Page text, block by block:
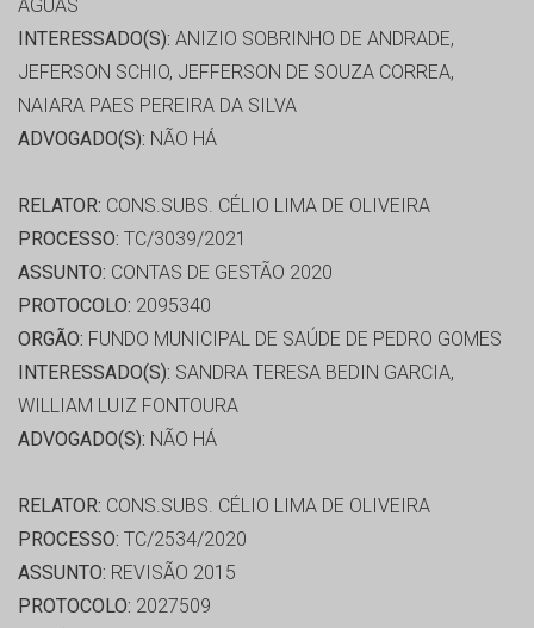
ÁGUAS
INTERESSADO(S): ANIZIO SOBRINHO DE ANDRADE,
JEFERSON SCHIO, JEFFERSON DE SOUZA CORREA,
NAIARA PAES PEREIRA DA SILVA
ADVOGADO(S): NÃO HÁ
RELATOR: CONS.SUBS. CÉLIO LIMA DE OLIVEIRA
PROCESSO: TC/3039/2021
ASSUNTO: CONTAS DE GESTÃO 2020
PROTOCOLO: 2095340
ORGÃO: FUNDO MUNICIPAL DE SAÚDE DE PEDRO GOMES
INTERESSADO(S): SANDRA TERESA BEDIN GARCIA,
WILLIAM LUIZ FONTOURA
ADVOGADO(S): NÃO HÁ
RELATOR: CONS.SUBS. CÉLIO LIMA DE OLIVEIRA
PROCESSO: TC/2534/2020
ASSUNTO: REVISÃO 2015
PROTOCOLO: 2027509